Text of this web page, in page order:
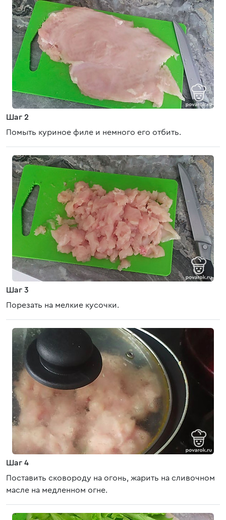
Шаг 2
Помыть куриное филе и немного его отбить.
Шаг 3
Порезать на мелкие кусочки.
Шаг 4
Поставить сковороду на огонь, жарить на сливочном
масле на медленном огне.